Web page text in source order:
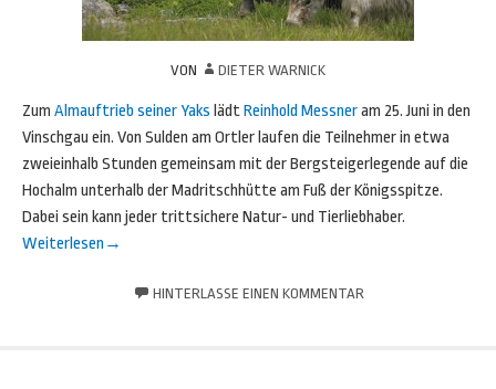
VON DIETER WARNICK
Zum Almauftrieb seiner Yaks lädtReinhold Messneram 25. Juni in den
Vinschgau ein. Von Sulden am Ortler laufen die Teilnehmer in etwa
zweieinhalb Stunden gemeinsam mit der Bergsteigerlegende auf die
Hochalm unterhalb der Madritschhütte am Fuß der Königsspitze.
Dabei sein kann jeder trittsichere Natur- und Tierliebhaber.
Weiterlesen →
HINTERLASSE EINEN KOMMENTAR